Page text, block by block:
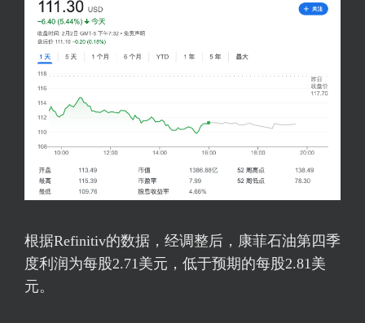
根据Refinitiv的数据，经调整后，康菲石油第四季
度利润为每股2.71美元，低于预期的每股2.81美
元。